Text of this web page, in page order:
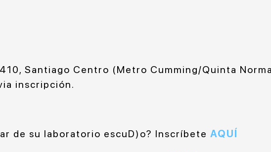
Santiago Centro (Metro Cumming/Quinta
inscripción.
de su laboratorio escuD)o? Inscríbete AQUÍ